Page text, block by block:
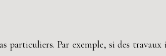
Par exemple, si des